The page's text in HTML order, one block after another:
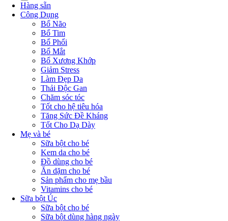
Hàng sẵn
Công Dụng
Bổ Não
Bổ Tim
Bổ Phổi
Bổ Mắt
Bổ Xương Khớp
Giảm Stress
Làm Đẹp Da
Thải Độc Gan
Chăm sóc tóc
Tốt cho hệ tiêu hóa
Tăng Sức Đề Kháng
Tốt Cho Dạ Dày
Mẹ và bé
Sữa bột cho bé
Kem da cho bé
Đồ dùng cho bé
Ăn dặm cho bé
Sản phẩm cho mẹ bầu
Vitamins cho bé
Sữa bột Úc
Sữa bột cho bé
Sữa bột dùng hàng ngày